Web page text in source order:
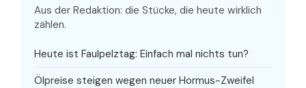
Aus der Redaktion: die Stücke, die heute wirklich
zählen.
Heute ist Faulpelztag: Einfach mal nichts tun?
Ölpreise steigen wegen neuer Hormus-Zweifel